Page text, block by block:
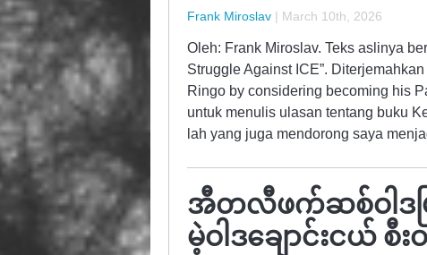
Frank Miroslav | March 10th, 2026
Oleh: Frank Miroslav. Teks aslinya
Struggle Against ICE”.
Ringo by considering becoming his
untuk menulis ulasan tentang buku
lah yang juga mendorong saya
အီတလီဖက်ဆစ်ဝါဒမ
မဲ့‌ဝါဒချောင်းငယ် စီး